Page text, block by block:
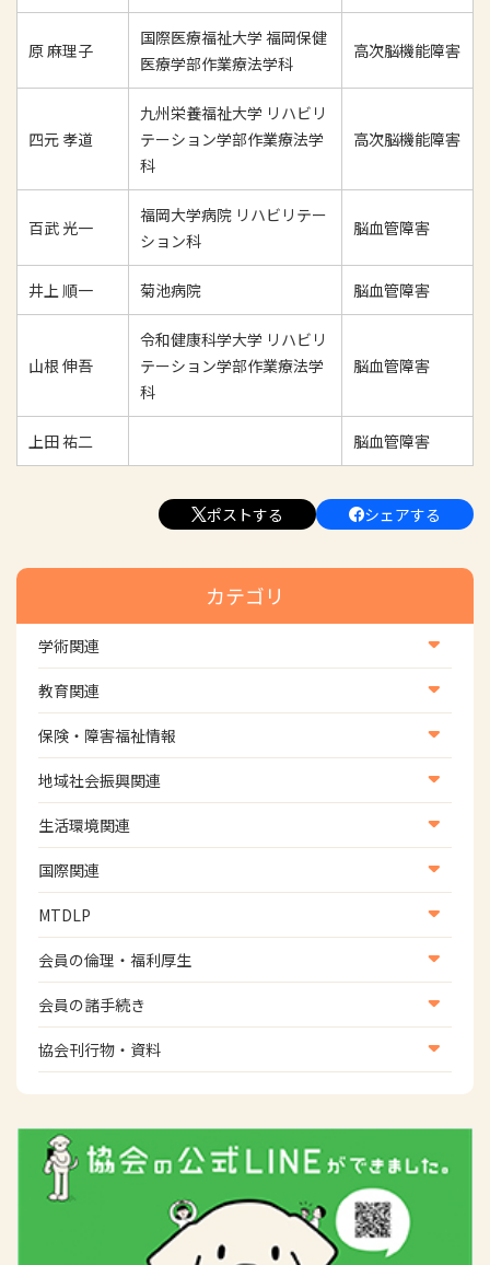
原 麻理子
国際医療福祉大学 福岡保健
医療学部作業療法学科
高次脳機能障害
四元 孝道
九州栄養福祉大学 リハビリ
テーション学部作業療法学
科
高次脳機能障害
百武 光一
福岡大学病院 リハビリテー
ション科
脳血管障害
井上 順一 菊池病院 脳血管障害
山根 伸吾
令和健康科学大学 リハビリ
テーション学部作業療法学
科
脳血管障害
上田 祐二 脳血管障害
ポストする シェアする
※専門作業療法士を専門分野毎に実人数で表示しています。
専門分野から探す
福祉用具(6名)
田中 勇次郎
松本 琢麿 神奈川県総合リハビリテーションセンター
林 正春 中伊豆温泉病院
山田 隆人 関西医療大学 保健医療学部 作業療法学科
松元 義彦 カクイックスウィング 鹿児島中央営業所
認知症
カテゴリ
学術関連
学術・研究
学会
学術誌
教育関連
養成教育
生涯教育
研修会
協会認定資格試験・審査会情報
保険・障害福祉情報
医療保険情報
介護保険情報
児童福祉・障害福祉情報
地域社会振興関連
地域社会振興部地域事業支援課【認知症対策班】
地域社会振興部地域事業支援課【地域包括ケア推進班】
地域社会振興部地域事業支援課【運転と地域移動推進
班】
スポーツ振興関連
災害対策関連
生活環境関連
生活環境・福祉用具支援
国際関連
国際関連
WFOT等海外関連情報
MTDLP
MTDLP室
会員の倫理・福利厚生
会員向け団体保険のご案内
女性相談窓口
倫理関連情報
会員の諸手続き
会員の諸手続き
協会刊行物・資料
広報活動について
主な協会資料